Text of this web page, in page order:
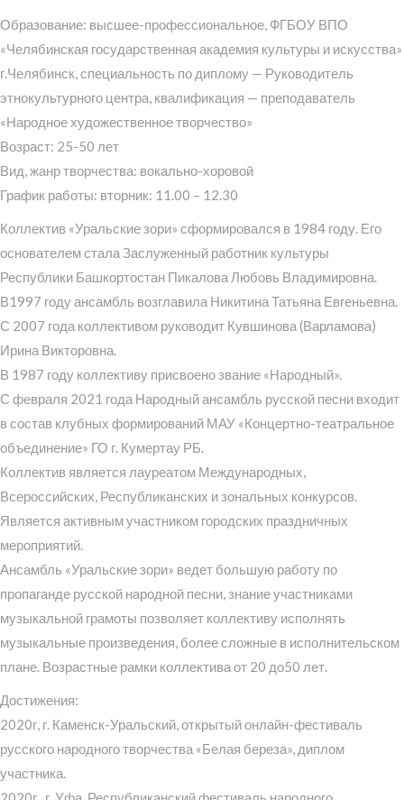
Образование: высшее-профессиональное, ФГБОУ ВПО
«Челябинская государственная академия культуры и искусства»
г.Челябинск, специальность по диплому — Руководитель
этнокультурного центра, квалификация — преподаватель
«Народное художественное творчество»
Возраст: 25-50 лет
Вид, жанр творчества: вокально-хоровой
График работы: вторник: 11.00 – 12.30
Коллектив «Уральские зори» сформировался в 1984 году. Его
основателем стала Заслуженный работник культуры
Республики Башкортостан Пикалова Любовь Владимировна.
В1997 году ансамбль возглавила Никитина Татьяна Евгеньевна.
С 2007 года коллективом руководит Кувшинова (Варламова)
Ирина Викторовна.
В 1987 году коллективу присвоено звание «Народный».
С февраля 2021 года Народный ансамбль русской песни входит
в состав клубных формирований МАУ «Концертно-театральное
объединение» ГО г. Кумертау РБ.
Коллектив является лауреатом Международных,
Всероссийских, Республиканских и зональных конкурсов.
Является активным участником городских праздничных
мероприятий.
Ансамбль «Уральские зори» ведет большую работу по
пропаганде русской народной песни, знание участниками
музыкальной грамоты позволяет коллективу исполнять
музыкальные произведения, более сложные в исполнительском
плане. Возрастные рамки коллектива от 20 до50 лет.
Достижения:
2020г, г. Каменск-Уральский, открытый онлайн-фестиваль
русского народного творчества «Белая береза», диплом
участника.